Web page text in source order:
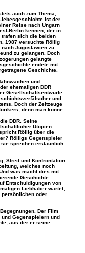
auch zum Thema,
ist der
Reise nach Ungarn
Berlin kennen, der in
trafen sich die beiden
1987 versuchte Röllig
nach Jugoslawien zu
zu gelangen. Doch
gelangte
endete mit
Geschichte.
und
ehemaligen DDR
Gesellschaftsentwürfe
und
Doch der Zeitzeuge
denn man könne
DDR. Seine
Utopien
Röllig über die
Rölligs Gegenspieler
sie sprechen erstaunlich
Streit und Konfrontation
welches noch
was macht dies mit
Geschichte
Entschuldigungen von
Liebhaber wartet,
oder
Der Film
Gegenspielern und
aus der er seine